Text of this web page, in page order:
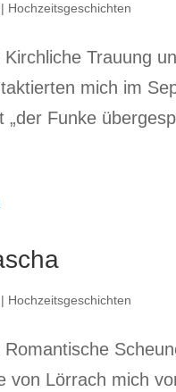
| Hochzeitsgeschichten
Trauung
mich im
„der Funke
| Hochzeitsgeschichten
von Lörrach mich